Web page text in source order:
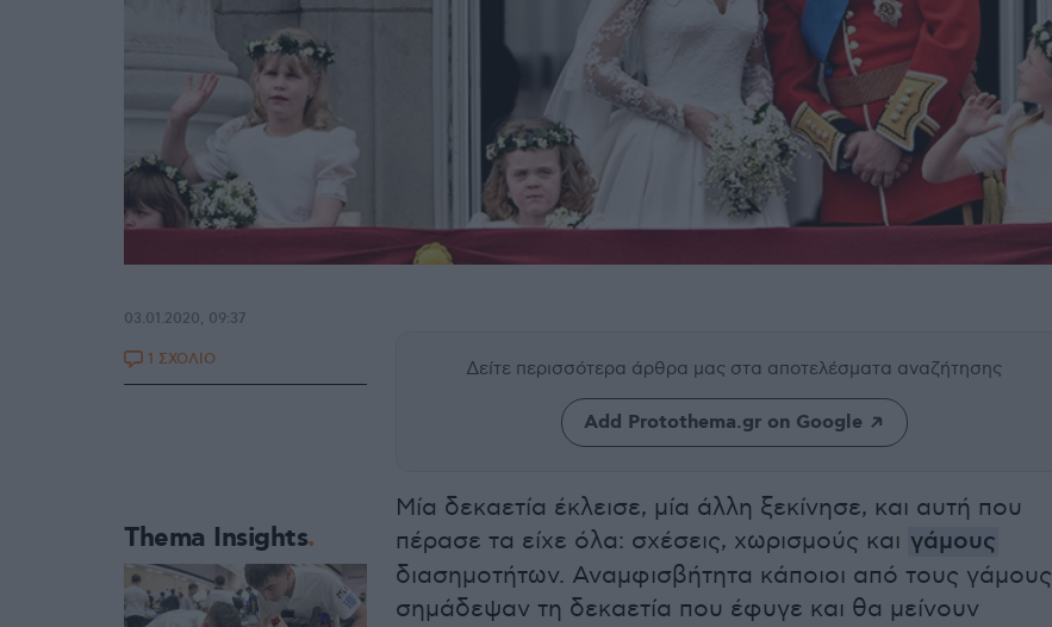
Δείτε περισσότερα άρθρα μας στα αποτελέσματα αναζήτησης
Add Protothema.gr on Google
Μία δεκαετία έκλεισε, μία άλλη ξεκίνησε, και αυτή που
πέρασε τα είχε όλα: σχέσεις, χωρισμούς και γάμους
διασημοτήτων. Αναμφισβήτητα κάποιοι από τους γάμους
σημάδεψαν τη δεκαετία που έφυγε και θα μείνουν
03.01.2020, 09:37
1 ΣΧΟΛΙΟ
Thema Insights